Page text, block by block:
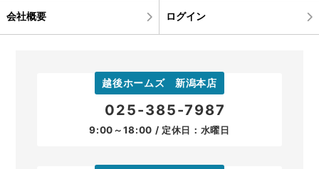
会社概要 ログイン
越後ホームズ 新潟本店
025-385-7987
9:00～18:00 / 定休日：水曜日